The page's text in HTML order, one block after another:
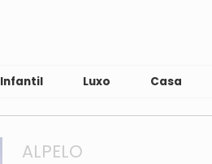
Infantil Luxo Casa
ALPELO